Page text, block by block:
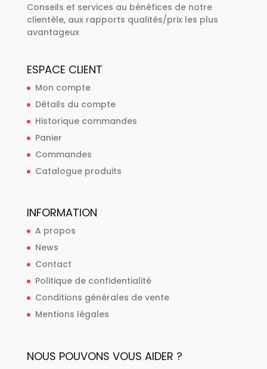
Conseils et services au bénéfices de notre
clientèle, aux rapports qualités/prix les plus
avantageux
ESPACE CLIENT
Mon compte
Détails du compte
Historique commandes
Panier
Commandes
Catalogue produits
INFORMATION
A propos
News
Contact
Politique de confidentialité
Conditions générales de vente
Mentions légales
NOUS POUVONS VOUS AIDER ?